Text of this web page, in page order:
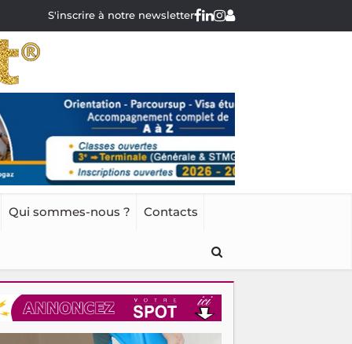
S'inscrire à notre newsletter
Qui sommes-nous ? Contacts